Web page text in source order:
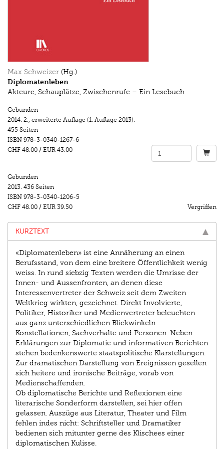
Max Schweizer (Hg.)
Diplomatenleben
Akteure, Schauplätze, Zwischenrufe – Ein Lesebuch
Gebunden
2014. 2., erweiterte Auflage (1. Auflage 2013).
455 Seiten
ISBN 978-3-0340-1267-6
CHF 48.00 / EUR 43.00
Gebunden
2013. 436 Seiten
ISBN 978-3-0340-1206-5
CHF 48.00 / EUR 39.50 Vergriffen
KURZTEXT
«Diplomatenleben» ist eine Annäherung an einen
Berufsstand, von dem eine breitere Öffentlichkeit wenig
weiss. In rund siebzig Texten werden die Umrisse der
Innen- und Aussenfronten, an denen diese
Interessenvertreter der Schweiz seit dem Zweiten
Weltkrieg wirkten, gezeichnet. Direkt Involvierte,
Politiker, Historiker und Medienvertreter beleuchten
aus ganz unterschiedlichen Blickwinkeln
Konstellationen, Sachverhalte und Personen. Neben
Erklärungen zur Diplomatie und informativen Berichten
stehen bedenkenswerte staatspolitische Klarstellungen.
Zur dramatischen Darstellung von Ereignissen gesellen
sich heitere und ironische Beiträge, vorab von
Medienschaffenden.
Ob diplomatische Berichte und Reflexionen eine
literarische Sonderform darstellen, sei hier offen
gelassen. Auszüge aus Literatur, Theater und Film
fehlen indes nicht: Schriftsteller und Dramatiker
bedienen sich mitunter gerne des Klischees einer
diplomatischen Kulisse.